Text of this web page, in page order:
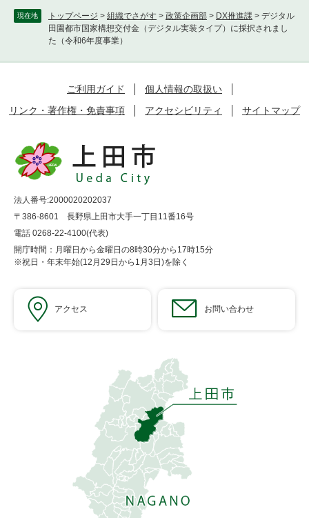
現在地 トップページ > 組織でさがす > 政策企画部 > DX推進課 > デジタル
田園都市国家構想交付金（デジタル実装タイプ）に採択されまし
た（令和6年度事業）
ご利用ガイド
個人情報の取扱い
リンク・著作権・免責事項
アクセシビリティ サイトマップ
法人番号:2000020202037
〒386-8601 長野県上田市大手一丁目11番16号
電話 0268-22-4100(代表)
開庁時間：月曜日から金曜日の8時30分から17時15分
※祝日・年末年始(12月29日から1月3日)を除く
アクセス お問い合わせ